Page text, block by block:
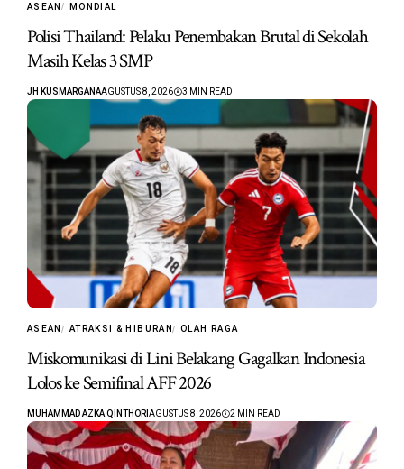
ASEAN MONDIAL
Polisi Thailand: Pelaku Penembakan Brutal di Sekolah
Masih Kelas 3 SMP
JH KUSMARGANAAGUSTUS 8, 2026 3 MIN READ
ASEAN ATRAKSI & HIBURAN OLAH RAGA
Miskomunikasi di Lini Belakang Gagalkan Indonesia
Lolos ke Semifinal AFF 2026
MUHAMMAD AZKA QINTHORI AGUSTUS 8, 2026 2 MIN READ